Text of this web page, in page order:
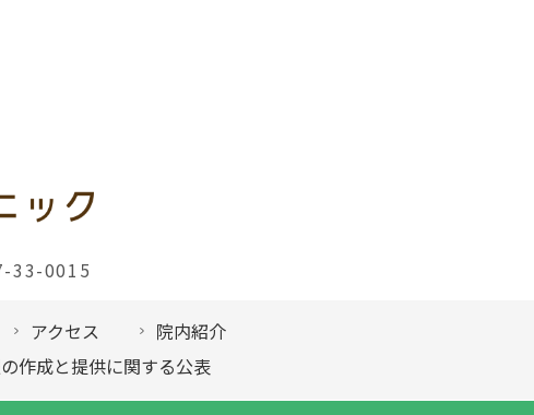
33-0015
アクセス
院内紹介
作成と提供に関する公表